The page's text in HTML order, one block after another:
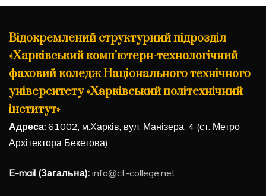
Відокремлений структурний підрозділ
«Харківський комп’ютерн-технологічний
фаховий коледж Національного технічного
університету «Харківський політехнічний
інститут»
Адреса: 61002, м.Харків, вул. Манізера, 4 (ст. Метро
Архітектора Бекетова)
E-mail (Загальна): info@ct-college.net